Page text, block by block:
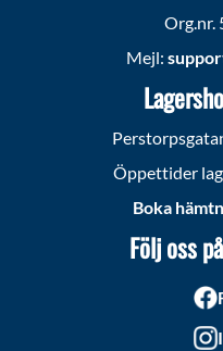
Org.nr.
Mejl:
Öppettider
Boka
Följ oss